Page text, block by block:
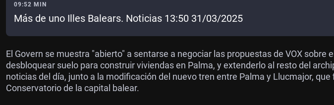
09:52 MIN
Más de uno Illes Balears. Noticias 13:50 31/03/2025
El Govern se muestra "abierto" a sentarse a negociar las propuestas de VOX sobre
desbloquear suelo para construir viviendas en Palma, y extenderlo al resto del
noticias del día, junto a la modificación del nuevo tren entre Palma y Llucmajor,
Conservatorio de la capital balear.